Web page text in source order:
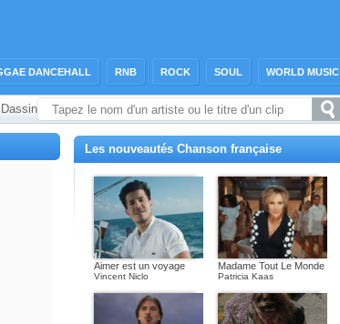
DANCEHALL RNB ROCK SOUL WORLD MUSIC
Les nouveautés Chanson française
Aimer est un voyage
Vincent Niclo
Madame Tout Le Monde
Patricia Kaas